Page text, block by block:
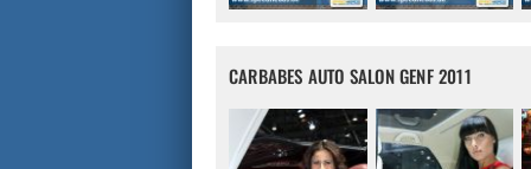
CARBABES AUTO SALON GENF 2011